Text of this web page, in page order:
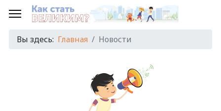
Вы здесь: Главная Новости